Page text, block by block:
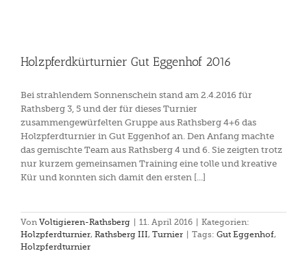
Holzpferdkürturnier Gut Eggenhof 2016
Bei strahlendem Sonnenschein stand am 2.4.2016 für
Rathsberg 3, 5 und der für dieses Turnier
zusammengewürfelten Gruppe aus Rathsberg 4+6 das
Holzpferdturnier in Gut Eggenhof an. Den Anfang machte
das gemischte Team aus Rathsberg 4 und 6. Sie zeigten trotz
nur kurzem gemeinsamen Training eine tolle und kreative
Kür und konnten sich damit den ersten [...]
Von Voltigieren-Rathsberg | 11. April 2016 | Kategorien:
Holzpferdturnier, Rathsberg III, Turnier | Tags: Gut Eggenhof,
Holzpferdturnier